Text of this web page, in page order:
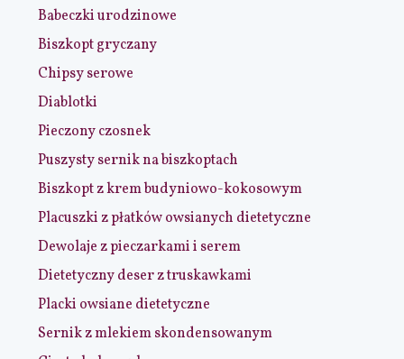
Babeczki urodzinowe
Biszkopt gryczany
Chipsy serowe
Diablotki
Pieczony czosnek
Puszysty sernik na biszkoptach
Biszkopt z krem budyniowo-kokosowym
Placuszki z płatków owsianych dietetyczne
Dewolaje z pieczarkami i serem
Dietetyczny deser z truskawkami
Placki owsiane dietetyczne
Sernik z mlekiem skondensowanym